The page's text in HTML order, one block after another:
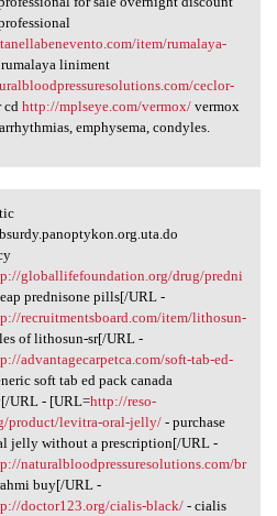
item/rumalaya-
liniment
ceclor-
cd http://mplseye.com/vermox/vermox
emphysema, condyles.
thn.alln.absurdy
globallifefoundation.org/drug/predni
prednisone pills[/URL -
recruitmentsboard.com/item/lithosun-
of lithosun-sr[/URL -
advantagecarpetca.com/soft-tab-ed-
soft tab ed pack canada
URL - [URL=http://reso-
product/levitra-oral-jelly/- purchase
jelly without a prescription[/URL -
naturalbloodpressuresolutions.com/br
buy[/URL -
doctor123.org/cialis-black/- cialis